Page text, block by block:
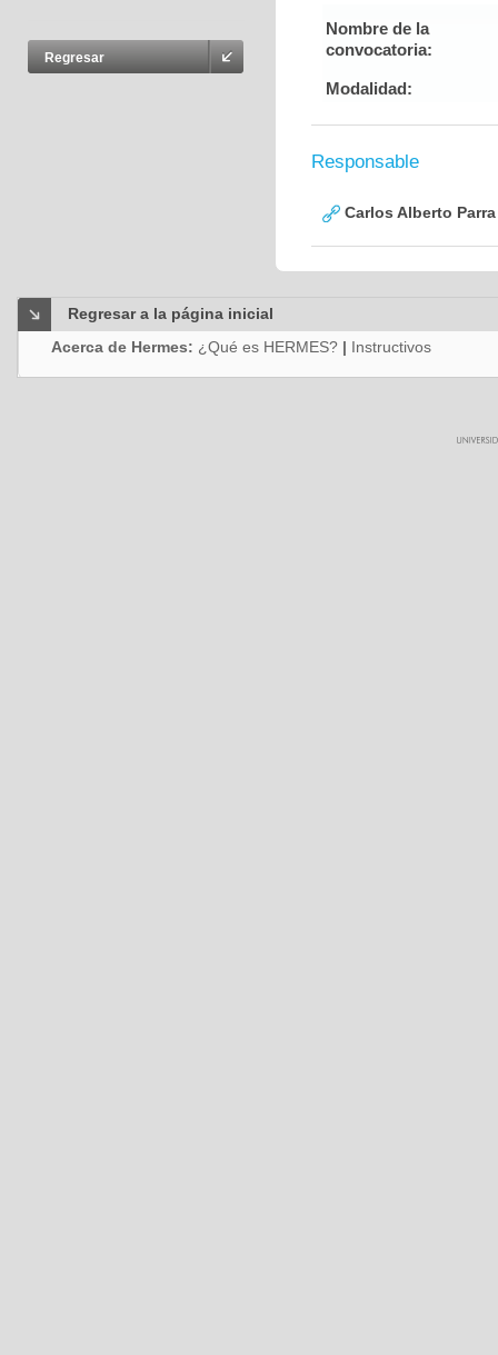
Regresar
Nombre de la
convocatoria:
Modalidad:
Responsable
Carlos Alberto
Regresar a la página inicial
Acerca de Hermes: ¿Qué es HERMES? | Instructivos